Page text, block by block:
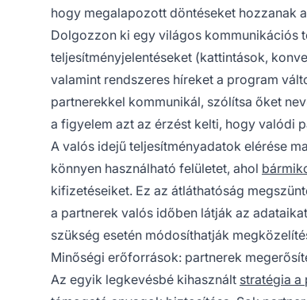
hogy megalapozott döntéseket hozzanak
Dolgozzon ki egy világos kommunikációs
teljesítményjelentéseket (kattintások,
valamint rendszeres híreket a program
partnerekkel kommunikál, szólítsa őket
a figyelem azt az érzést kelti, hogy valódi
A valós idejű teljesítményadatok elérése
könnyen használható felületet, ahol
kifizetéseiket. Ez az átláthatóság
a partnerek valós időben látják az
szükség esetén módosíthatják
Minőségi erőforrások: partnerek
Az egyik legkevésbé kihasznált stratégia a